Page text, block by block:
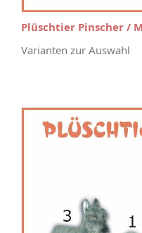
Plüschtier Pinscher /
Varianten zur Auswahl